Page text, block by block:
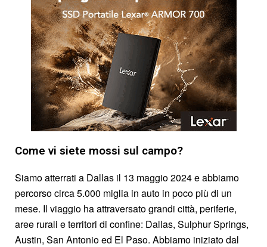
Come vi siete mossi sul campo?
Siamo atterrati a Dallas il 13 maggio 2024 e abbiamo
percorso circa 5.000 miglia in auto in poco più di un
mese. Il viaggio ha attraversato grandi città, periferie,
aree rurali e territori di confine: Dallas, Sulphur Springs,
Austin, San Antonio ed El Paso. Abbiamo iniziato dal